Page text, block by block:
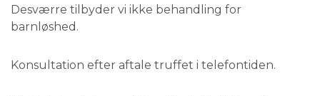
Desværre tilbyder vi ikke behandling for
barnløshed.
Konsultation efter aftale truffet i telefontiden.